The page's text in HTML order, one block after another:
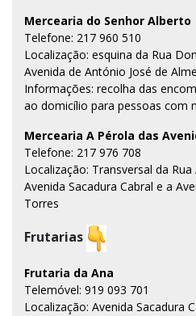
Mercearia do Senhor Alberto
Telefone: 217 960 510
Localização: esquina da Rua
Avenida de António José de
Informações: recolha das
ao domicílio para pessoas com
Mercearia A Pérola das
Telefone: 217 976 708
Localização: Transversal da
Avenida Sacadura Cabral e a
Torres
Frutarias
Frutaria da Ana
Telemóvel: 919 093 701
Localização: Avenida Sacadura